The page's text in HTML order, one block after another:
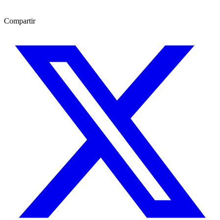
Compartir